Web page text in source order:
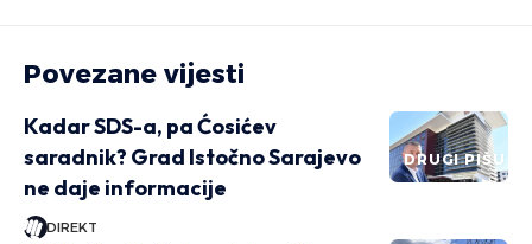
Povezane vijesti
DRUGI PIŠU
Kadar SDS-a, pa Ćosićev
saradnik? Grad Istočno Sarajevo
ne daje informacije
DIREKT